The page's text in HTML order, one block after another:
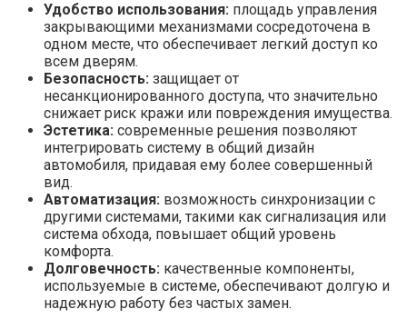
Удобство использования: площадь управления
закрывающими механизмами сосредоточена в
одном месте, что обеспечивает легкий доступ ко
всем дверям.
Безопасность: защищает от
несанкционированного доступа, что значительно
снижает риск кражи или повреждения имущества.
Эстетика: современные решения позволяют
интегрировать систему в общий дизайн
автомобиля, придавая ему более совершенный
вид.
Автоматизация: возможность синхронизации с
другими системами, такими как сигнализация или
система обхода, повышает общий уровень
комфорта.
Долговечность: качественные компоненты,
используемые в системе, обеспечивают долгую и
надежную работу без частых замен.